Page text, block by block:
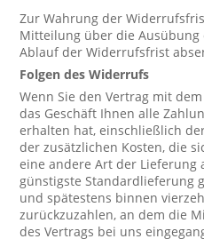
Zur Wahrung der
Mitteilung über die
Ablauf der Widerrufsfrist
Folgen des Widerrufs
Wenn Sie den Vertrag mit
das Geschäft Ihnen alle
erhalten hat, einschließlich
der zusätzlichen Kosten, die
eine andere Art der Lieferung
günstigste Standardlieferung
und spätestens binnen
zurückzuzahlen, an dem die
des Vertrags bei uns